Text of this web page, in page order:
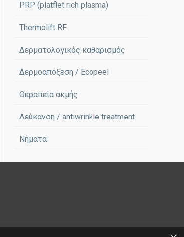
PRP (platflet rich plasma)
Thermolift RF
Δερματολογικός καθαρισμός
Δερμοαπόξεση / Ecopeel
Θεραπεία ακμής
Λεύκανση / antiwrinkle treatment
Νήματα